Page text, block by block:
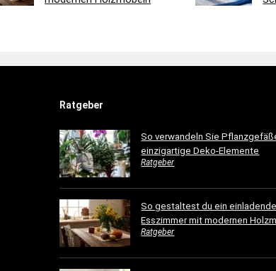
Ratgeber
So verwandeln Sie
einzigartige Deko-Elemente
Ratgeber
So gestaltest du ein
Esszimmer mit modernen
Ratgeber